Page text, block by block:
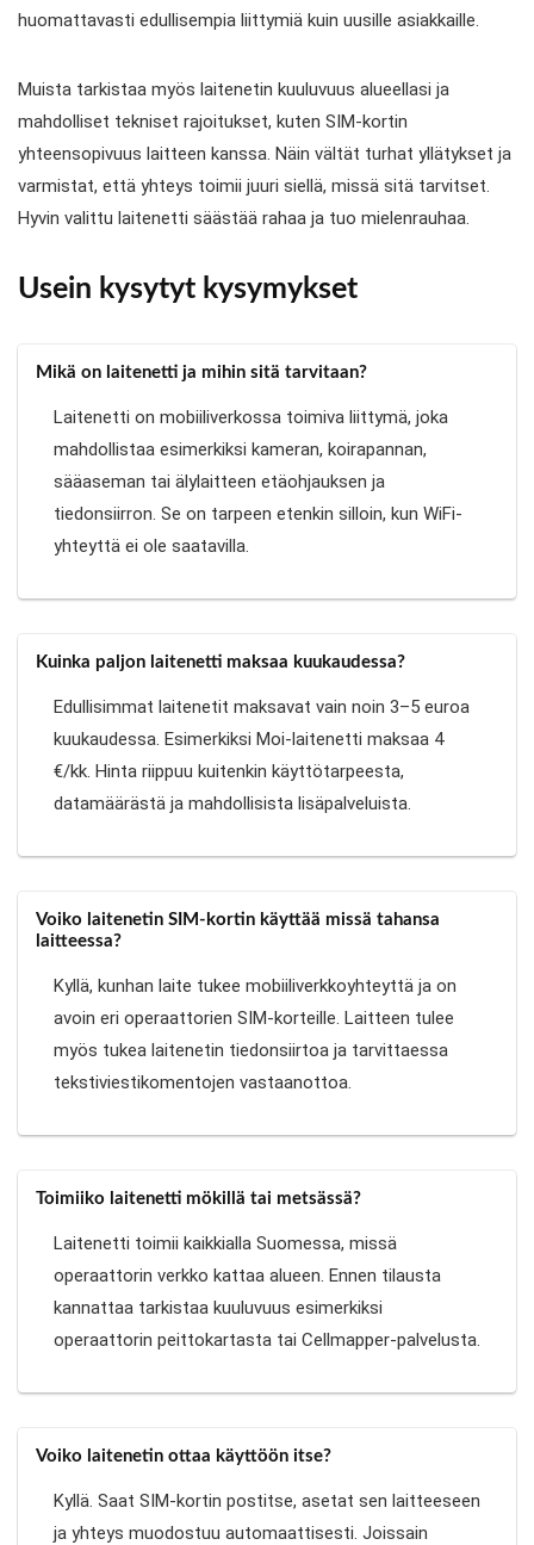
huomattavasti edullisempia liittymiä kuin uusille asiakkaille.
Muista tarkistaa myös laitenetin kuuluvuus alueellasi ja
mahdolliset tekniset rajoitukset, kuten SIM-kortin
yhteensopivuus laitteen kanssa. Näin vältät turhat yllätykset ja
varmistat, että yhteys toimii juuri siellä, missä sitä tarvitset.
Hyvin valittu laitenetti säästää rahaa ja tuo mielenrauhaa.
Usein kysytyt kysymykset
Mikä on laitenetti ja mihin sitä tarvitaan?
Laitenetti on mobiiliverkossa toimiva liittymä, joka
mahdollistaa esimerkiksi kameran, koirapannan,
sääaseman tai älylaitteen etäohjauksen ja
tiedonsiirron. Se on tarpeen etenkin silloin, kun WiFi-
yhteyttä ei ole saatavilla.
Kuinka paljon laitenetti maksaa kuukaudessa?
Edullisimmat laitenetit maksavat vain noin 3–5 euroa
kuukaudessa. Esimerkiksi Moi-laitenetti maksaa 4
€/kk. Hinta riippuu kuitenkin käyttötarpeesta,
datamäärästä ja mahdollisista lisäpalveluista.
Voiko laitenetin SIM-kortin käyttää missä tahansa
laitteessa?
Kyllä, kunhan laite tukee mobiiliverkkoyhteyttä ja on
avoin eri operaattorien SIM-korteille. Laitteen tulee
myös tukea laitenetin tiedonsiirtoa ja tarvittaessa
tekstiviestikomentojen vastaanottoa.
Toimiiko laitenetti mökillä tai metsässä?
Laitenetti toimii kaikkialla Suomessa, missä
operaattorin verkko kattaa alueen. Ennen tilausta
kannattaa tarkistaa kuuluvuus esimerkiksi
operaattorin peittokartasta tai Cellmapper-palvelusta.
Voiko laitenetin ottaa käyttöön itse?
Kyllä. Saat SIM-kortin postitse, asetat sen laitteeseen
ja yhteys muodostuu automaattisesti. Joissain